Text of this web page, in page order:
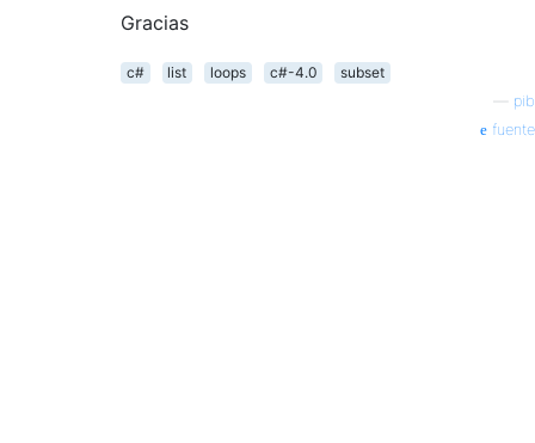
Gracias
c# list loops c#-4.0
subset
pib
fuente